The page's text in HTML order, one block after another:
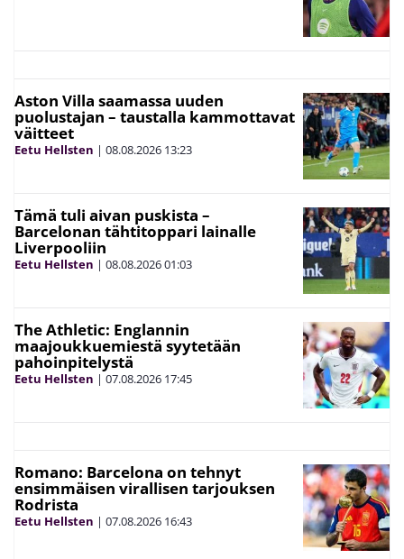
Aston Villa saamassa uuden
puolustajan – taustalla kammottavat
väitteet
Eetu Hellsten | 08.08.2026 13:23
Tämä tuli aivan puskista –
Barcelonan tähtitoppari lainalle
Liverpooliin
Eetu Hellsten | 08.08.202601:03
The Athletic: Englannin
maajoukkuemiestä syytetään
pahoinpitelystä
Eetu Hellsten | 07.08.2026 17:45
Romano: Barcelona on tehnyt
ensimmäisen virallisen tarjouksen
Rodrista
Eetu Hellsten | 07.08.2026 16:43